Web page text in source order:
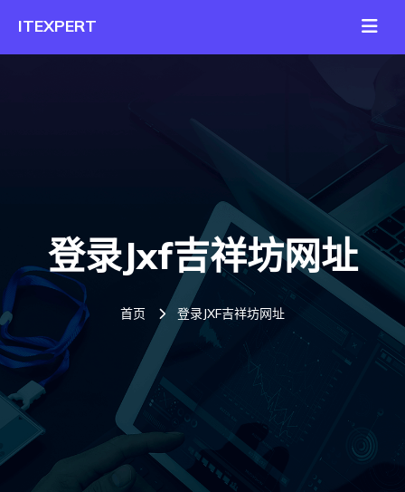
登录jxf吉祥坊网址
首页 登录JXF吉祥坊网址